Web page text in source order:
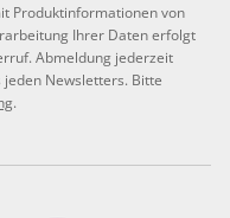
Produktinformationen von
Ihrer Daten erfolgt
Abmeldung jederzeit
jeden Newsletters. Bitte
.